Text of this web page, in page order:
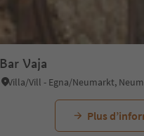
Bar Vaja
Plus